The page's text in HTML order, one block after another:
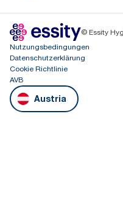
© Essity
Nutzungsbedingungen
Datenschutzerklärung
Cookie Richtlinie
AVB
Austria